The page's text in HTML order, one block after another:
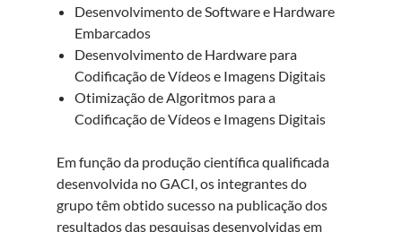
Desenvolvimento de Software e Hardware
Embarcados
Desenvolvimento de Hardware para
Codificação de Vídeos e Imagens Digitais
Otimização de Algoritmos para a
Codificação de Vídeos e Imagens Digitais
Em função da produção científica qualificada
desenvolvida no GACI, os integrantes do
grupo têm obtido sucesso na publicação dos
resultados das pesquisas desenvolvidas em